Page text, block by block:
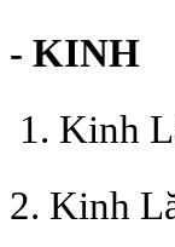
- KINH
1. Kinh
2. Kinh